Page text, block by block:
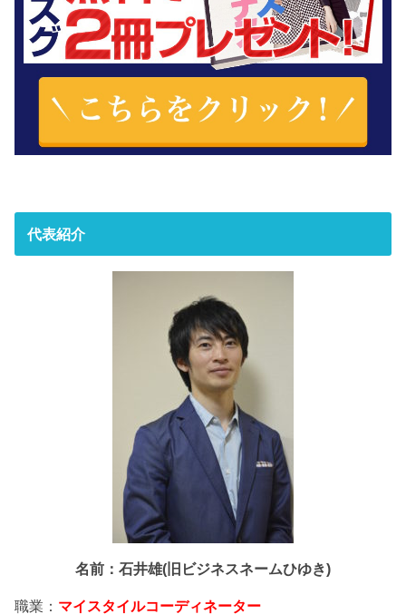
代表紹介
名前：石井雄(旧ビジネスネームひゆき)
職業： マイスタイルコーディネーター